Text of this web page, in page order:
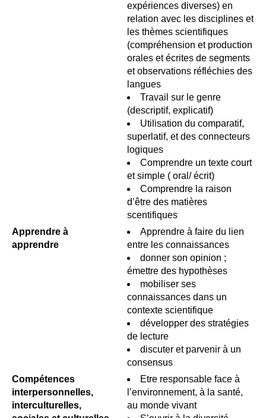
expériences diverses) en
relation avec les disciplines et
les thèmes scientifiques
(compréhension et production
orales et écrites de segments
et observations réfléchies des
langues
Travail sur le genre
(descriptif, explicatif)
Utilisation du comparatif,
superlatif, et des connecteurs
logiques
Comprendre un texte court
et simple ( oral/ écrit)
Comprendre la raison
d’être des matières
scentifiques
Apprendre à
apprendre
Apprendre à faire du lien
entre les connaissances
donner son opinion ;
émettre des hypothèses
mobiliser ses
connaissances dans un
contexte scientifique
développer des stratégies
de lecture
discuter et parvenir à un
consensus
Compétences
interpersonnelles,
interculturelles,
Etre responsable face à
l’environnement, à la santé,
au monde vivant